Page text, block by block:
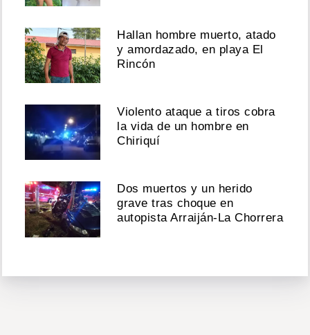
Hallan hombre muerto, atado
y amordazado, en playa El
Rincón
Violento ataque a tiros cobra
la vida de un hombre en
Chiriquí
Dos muertos y un herido
grave tras choque en
autopista Arraiján-La Chorrera